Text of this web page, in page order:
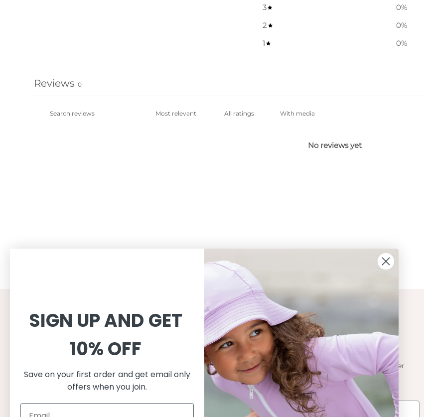
3
0%
2
0%
1
0%
Reviews 0
With media
No reviews yet
CUSTOMER SERVICE
Shopping
반품교환
개인정보처리방침
FAQ
INFORMATION
About
About Petit Crabe
지속가능성
수영복 관리
자외선 차단 기능성
제품 특성
Get in touch
Contact us
Become a retailer
SIGN UP AND GET
10% OFF
Save on your first order and get email only
offers when you join.